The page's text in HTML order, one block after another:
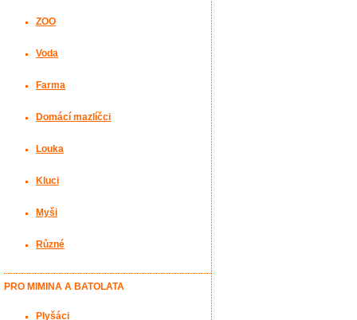
ZOO
Voda
Farma
Domácí mazlíčci
Louka
Kluci
Myši
Různé
PRO MIMINA A BATOLATA
Plyšáci